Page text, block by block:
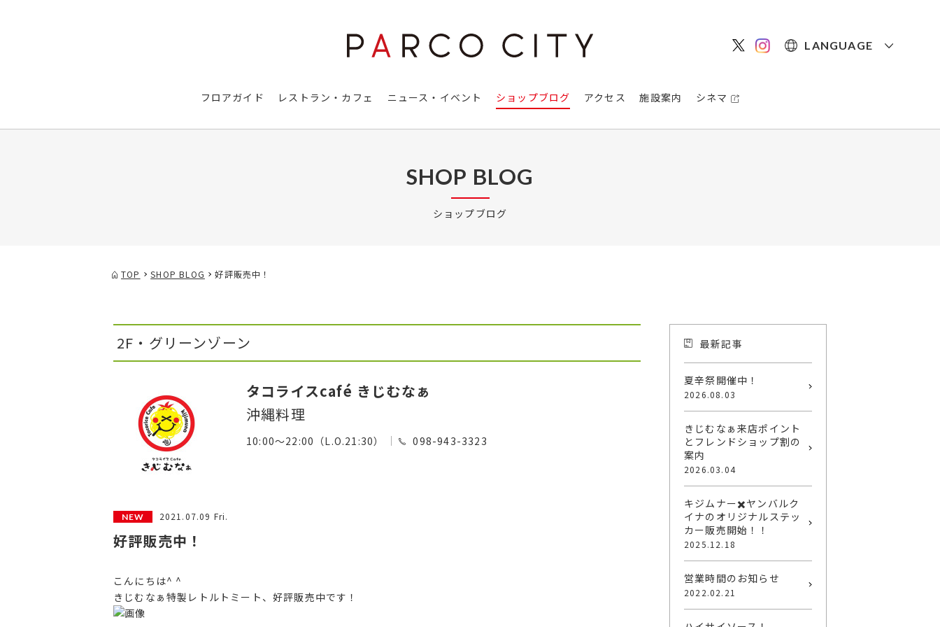
LANGUAGE
フロアガイド レストラン・カフェ ニュース・イベント ショップブログ アクセス 施設案内 シネマ
SHOP BLOG
ショップブログ
TOP SHOP BLOG 好評販売中！
2F・グリーンゾーン
タコライスcafé きじむなぁ
沖縄料理
10:00～22:00（L.O.21:30） 098-943-3323
2021.07.09 Fri.
好評販売中！
こんにちは^ ^
きじむなぁ特製レトルトミート、好評販売中です！
最新記事
夏辛祭開催中！
2026.08.03
きじむなぁ来店ポイント
とフレンドショップ割の
案内
2026.03.04
キジムナー✖️ヤンバルク
イナのオリジナルステッ
カー販売開始！！
2025.12.18
営業時間のお知らせ
2022.02.21